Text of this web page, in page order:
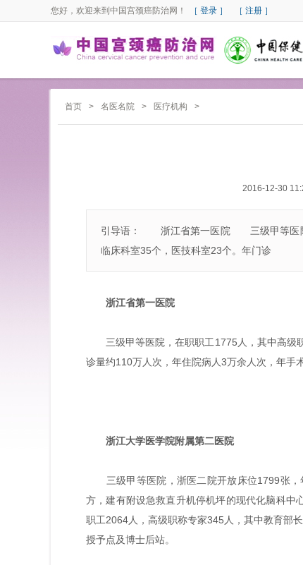
您好，欢迎来到中国宫颈癌防治网！ ［ 登录 ］ ［ 注册 ］
首页 > 名医名院 > 医疗机构 >
2016-12-30
引导语： 浙江省第一医院 三级甲等医院
临床科室35个，医技科室23个。年门诊
浙江省第一医院
三级甲等医院，在职职工1775人，其中高级
诊量约110万人次，年住院病人3万余人次，年手
浙江大学医学院附属第二医院
三级甲等医院，浙医二院开放床位1799张，
方，建有附设急救直升机停机坪的现代化脑科中
职工2064人，高级职称专家345人，其中教育部
授予点及博士后站。